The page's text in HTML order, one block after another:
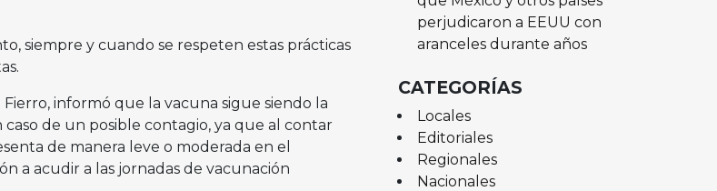
siempre y cuando se respeten estas prácticas
informó que la vacuna sigue siendo la
de un posible contagio, ya que al contar
de manera leve o moderada en el
a acudir a las jornadas de vacunación
perjudicaron a EEUU con
aranceles durante años
CATEGORÍAS
Locales
Editoriales
Regionales
Nacionales